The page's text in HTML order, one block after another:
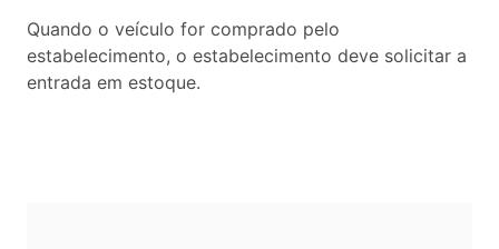
Quando o veículo for comprado pelo
estabelecimento, o estabelecimento deve solicitar a
entrada em estoque.